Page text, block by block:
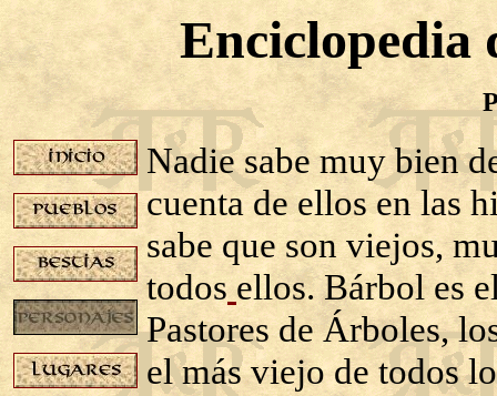
Enciclopedia
Nadie sabe muy bien
cuenta de ellos en las
sabe que son viejos,
todos ellos. Bárbol es
Pastores de Árboles,
el más viejo de todos